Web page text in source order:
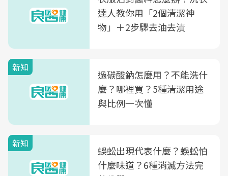
達人教你用「2個清潔神
物」＋2步驟去油去漬
新知
過碳酸鈉怎麼用？不能洗什
麼？哪裡買？5種清潔用途
與比例一次懂
新知
蜈蚣出現代表什麼？蜈蚣怕
什麼味道？6種消滅方法完